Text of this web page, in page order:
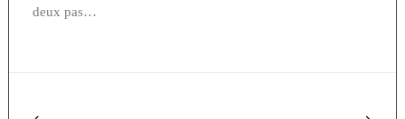
deux pas…